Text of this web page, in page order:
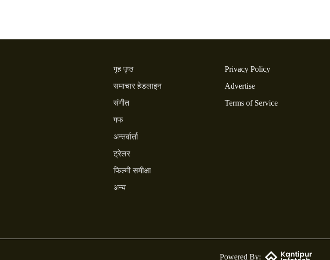
गृह पृष्ठ
समाचार हेडलाइन
संगीत
गफ
अन्तर्वार्ता
ट्रेलर
फिल्मी समीक्षा
अन्य
Privacy Policy
Advertise
Terms of Service
Powered By: